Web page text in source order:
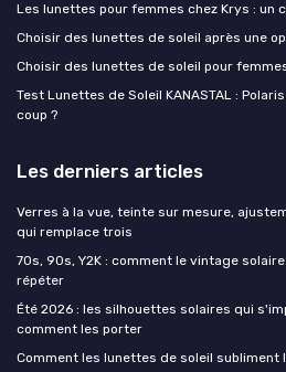
Les lunettes pour femmes chez Krys : un
Choisir des lunettes de soleil après une
Choisir des lunettes de soleil pour
Test Lunettes de Soleil KANASTAL :
coup ?
Les derniers articles
Verres à la vue, teinte sur mesure,
qui remplace trois
70s, 90s, Y2K : comment le vintage
répéter
Été 2026 : les silhouettes solaires qui
comment les porter
Comment les lunettes de soleil